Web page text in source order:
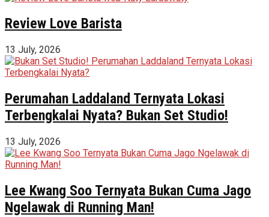
Review Love Barista
13 July, 2026
Perumahan Laddaland Ternyata Lokasi
Terbengkalai Nyata? Bukan Set Studio!
13 July, 2026
Lee Kwang Soo Ternyata Bukan Cuma Jago
Ngelawak di Running Man!